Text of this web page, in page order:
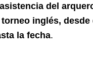
del
inglés, desde
la fecha.